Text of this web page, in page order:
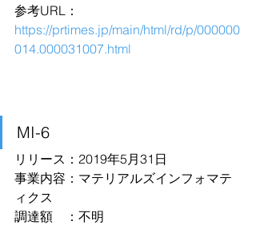
参考URL：
https://prtimes.jp/main/html/rd/p/000000
014.000031007.html
MI-6
リリース：2019年5月31日
事業内容：マテリアルズインフォマテ
ィクス
調達額　：不明